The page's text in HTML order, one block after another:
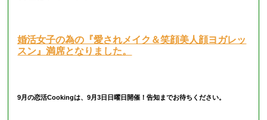
婚活女子の為の『愛されメイク＆笑顔美人顔ヨガレッ
スン』満席となりました。
9月の恋活Cookingは、9月3日日曜日開催！告知までお待ちください。